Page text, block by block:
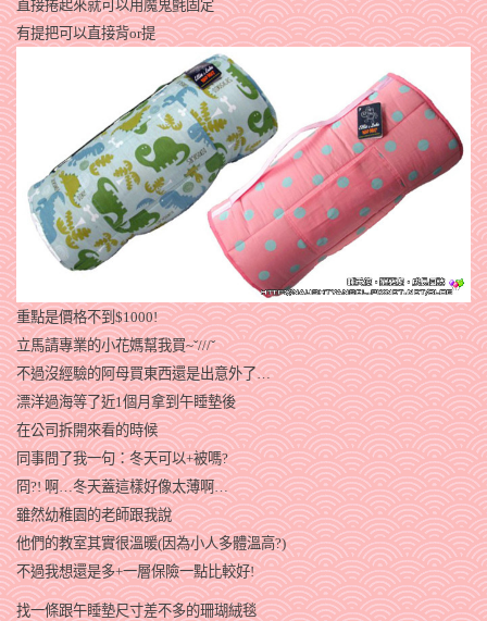
直接捲起來就可以用魔鬼氈固定
有提把可以直接背or提
重點是價格不到$1000!
立馬請專業的小花媽幫我買~ˇ///ˇ
不過沒經驗的阿母買東西還是出意外了…
漂洋過海等了近1個月拿到午睡墊後
在公司拆開來看的時候
同事問了我一句：冬天可以+被嗎?
冏?! 啊…冬天蓋這樣好像太薄啊…
雖然幼稚園的老師跟我說
他們的教室其實很溫暖(因為小人多體溫高?)
不過我想還是多+一層保險一點比較好!
找一條跟午睡墊尺寸差不多的珊瑚絨毯